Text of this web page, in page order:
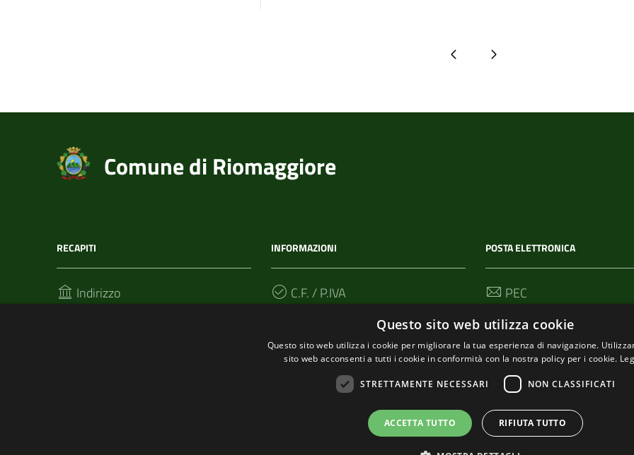
Pagina precedentePagina successiva
Comune di Riomaggiore
RECAPITI
Indirizzo
INFORMAZIONI
C.F. / P.IVA
POSTA ELETTRONICA
PEC
comunediriomaggiore.it
Email
Questo sito web utilizza cookie
Questo sito web utilizza i cookie per migliorare la tua esperienza di navigazione.
sito web acconsenti a tutti i cookie in conformità con la nostra policy per i cookie.
STRETTAMENTE NECESSARI NON CLASSIFICATI
ACCETTA TUTTO RIFIUTA TUTTO